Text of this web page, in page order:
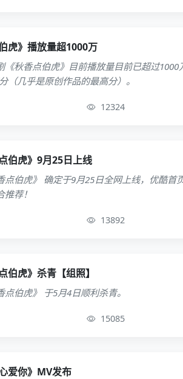
虎》播放量超1000万
《秋香点伯虎》目前播放量目前已超过1000
（几乎是原创作品的最高分）。
12324
伯虎》9月25日上线
点伯虎》 确定于9月25日全网上线，优酷首
荐！
13892
伯虎》杀青【组照】
伯虎》 于5月4日顺利杀青。
15085
爱你》MV发布